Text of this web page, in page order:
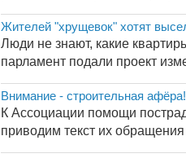
Жителей "хрущевок" хотят
Люди не знают, какие
парламент подали проект
Внимание - строительная
К Ассоциации помощи
приводим текст их